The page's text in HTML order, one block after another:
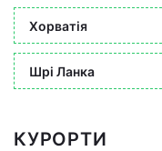
Хорватія
Шрі Ланка
КУРОРТИ